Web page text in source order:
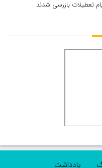
تعطیلات بازرسی شدند
یادداشت